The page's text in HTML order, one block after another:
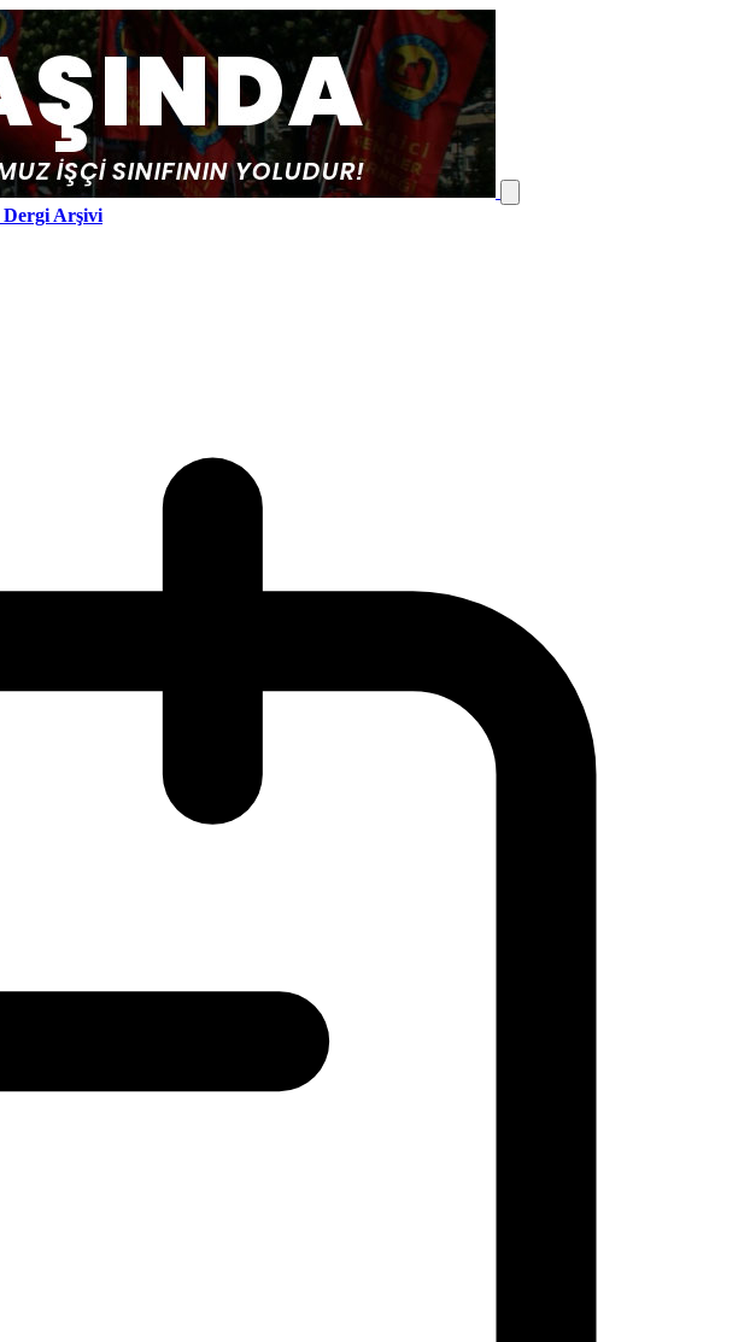
Dergi Arşivi